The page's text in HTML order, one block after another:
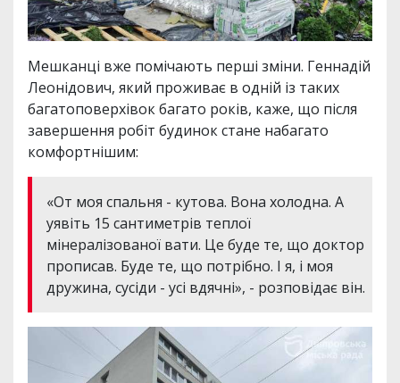
Мешканці вже помічають перші зміни. Геннадій
Леонідович, який проживає в одній із таких
багатоповерхівок багато років, каже, що після
завершення робіт будинок стане набагато
комфортнішим:
«От моя спальня - кутова. Вона холодна. А
уявіть 15 сантиметрів теплої
мінералізованої вати. Це буде те, що доктор
прописав. Буде те, що потрібно. І я, і моя
дружина, сусіди - усі вдячні», - розповідає він.